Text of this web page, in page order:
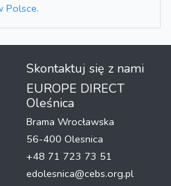
Polsce.
Skontaktuj się z nami
EUROPE DIRECT
Oleśnica
Brama Wrocławska
56-400 Olesnica
+48 71 723 73 51
edolesnica@cebs.org.pl